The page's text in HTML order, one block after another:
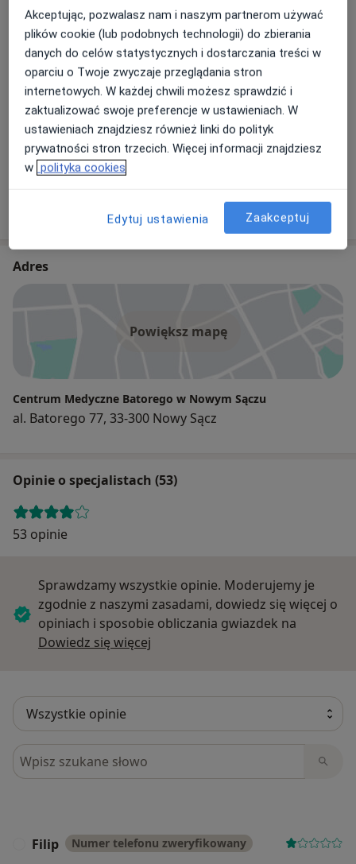
1 opinia
IWONA Marcoll
Internista
Andrzej Józef Mysłakowski
Internista
Adres
Powiększ mapę
Centrum Medyczne Batorego w Nowym Sączu
al. Batorego 77, 33-300 Nowy Sącz
Opinie o specjalistach (53)
53 opinie
Sprawdzamy wszystkie opinie. Moderujemy je
zgodnie z naszymi zasadami, dowiedz się więcej o
opiniach i sposobie obliczania gwiazdek na
Dowiedz się więcej
Szukaj w opiniach
Filip Numer telefonu zweryfikowany
Akceptując, pozwalasz nam i naszym partnerom używać
plików cookie (lub podobnych technologii) do zbierania
danych do celów statystycznych i dostarczania treści w
oparciu o Twoje zwyczaje przeglądania stron
internetowych. W każdej chwili możesz sprawdzić i
zaktualizować swoje preferencje w ustawieniach. W
ustawieniach znajdziesz również linki do polityk
prywatności stron trzecich. Więcej informacji znajdziesz
w polityka cookies
Edytuj ustawienia Zaakceptuj